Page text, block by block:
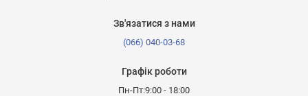
Зв'язатися з нами
(066) 040-03-68
Графік роботи
Пн-Пт:9:00 - 18:00